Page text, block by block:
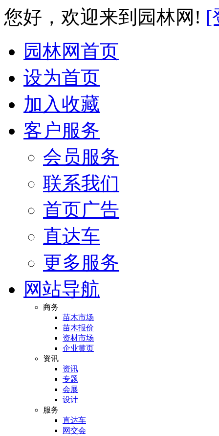
您好，欢迎来到园林网! [
园林网首页
设为首页
加入收藏
客户服务
会员服务
联系我们
首页广告
直达车
更多服务
网站导航
商务
苗木市场
苗木报价
资材市场
企业黄页
资讯
资讯
专题
会展
设计
服务
直达车
网交会